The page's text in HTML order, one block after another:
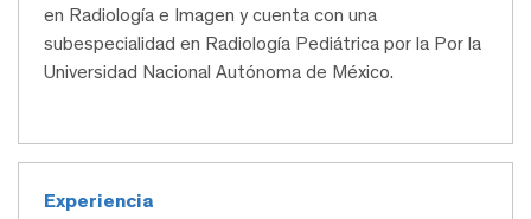
en Radiología e Imagen y cuenta con una
subespecialidad en Radiología Pediátrica por la Por la
Universidad Nacional Autónoma de México.
Experiencia